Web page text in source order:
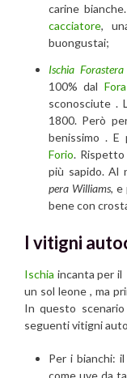
carine
cacciatore,
buongustai;
Ischia
100% dal
sconosciute .
1800. Però
benissimo . E
Forio. Rispetto
più sapido. Al
pera Williams, e
bene con
I vitigni
Ischia incanta per
un sol leone , ma
In questo scenario
seguenti vitigni
Per i bianchi: il